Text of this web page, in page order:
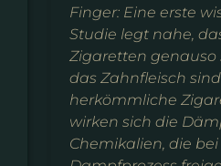
Finger: Eine erste
Studie legt nahe,
Zigaretten genauso
das Zahnfleisch
herkömmliche
wirken sich die
Chemikalien, die